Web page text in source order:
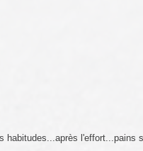
habitudes...après